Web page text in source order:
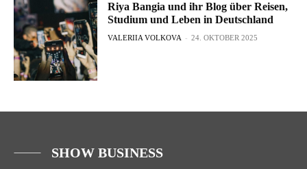
Riya Bangia und ihr Blog über Reisen,
Studium und Leben in Deutschland
VALERIIA VOLKOVA - 24. OKTOBER 2025
SHOW BUSINESS